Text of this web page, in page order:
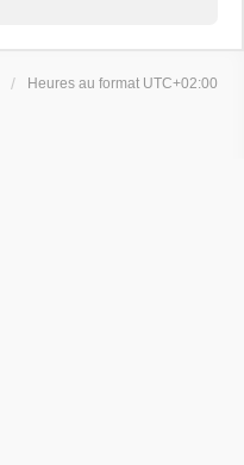
Heures au format UTC+02:00